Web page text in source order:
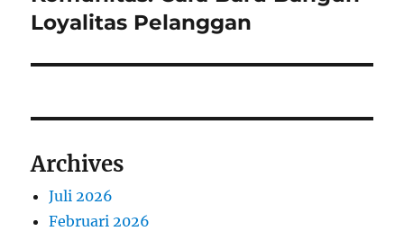
Loyalitas Pelanggan
Archives
Juli 2026
Februari 2026